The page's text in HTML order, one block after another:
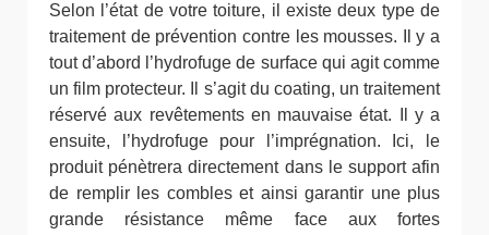
Selon l’état de votre toiture, il existe deux type de
traitement de prévention contre les mousses. Il y a
tout d’abord l’hydrofuge de surface qui agit comme
un film protecteur. Il s’agit du coating, un traitement
réservé aux revêtements en mauvaise état. Il y a
ensuite, l’hydrofuge pour l’imprégnation. Ici, le
produit pénètrera directement dans le support afin
de remplir les combles et ainsi garantir une plus
grande résistance même face aux fortes